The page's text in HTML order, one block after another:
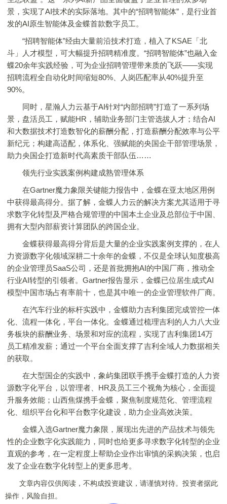
景，实现了AI技术的实际落地。其中的“招聘智能体”，是行业首
发的AI原生智能体及金蝶首款数字员工。
“招聘智能体”经由大量前沿技术打造，植入了KSAE「北
斗」人才模型，可大幅提升招聘精准度。“招聘智能体”也融入金
蝶20余年实践经验，可为企业招聘管理带来质的飞跃——实现
招聘流程全自动化时间缩短80%、人岗匹配率从40%提升至
90%。
同时，星瀚人力云基于AI针对“内部招聘”打造了一系列场
景，盘活员工，赋能HR，辅助业务部门主管选拔人才；结合AI
和大数据技术打造数智化的薪酬分配，打造薪酬分配效率与公平
新纪元；构建高适配，体系化、强赋能的央国企干部管理场景，
助力央国企打造新时代高素质干部队伍……
领先行业实践案例构建成熟管理体系
在Gartner魔力象限关键能力报告中，金蝶在亚太地区用例
中获得最高得分。据了解，金蝶人力云的解决方案尤其适用于寻
求数字化转型及严格合规管理的中国本土企业及总部位于中国、
拥有大型内部薪资计算团队的跨国企业。
金蝶获得最高得分背后是大量的企业实践案例支撑的，在人
力资源数字化领域深耕二十余年的金蝶，不仅是全球认知度极高
的企业管理员SaaS公司，还是首批拥抱AI的中国厂商，推动全
行业AI转型的引领者。Gartner报告显示，金蝶已位居生成式AI
模型中国市场占有率前十，也是其中唯一的企业管理软件厂商。
在汽车行业的标杆实践中，金蝶助力吉利集团完成管控一体
化、流程一体化，平台一体化。金蝶通过梳理吉利的人力八大业
务板块的薪酬业务、场景和对应的流程，实现了吉利集团14万
员工精准发薪；通过一个平台全面支撑了吉利全域人力数据相关
的获取。
在大型国企的实践中，象屿集团联手携手金蝶打造的人力资
源数字化平台，以管理者、HR及员工三个视角为核心，全面提
升服务效能；山西焦煤携手金蝶，聚焦制度规范化、管理流程
化、组织平台化和平台数字化建设，助力企业高效决策。
金蝶入选Gartner魔力象限，展现出先进的产品技术与领先
性的企业数字化实践能力，同时也给更多寻求数字化转型的企业
直观的参考，在一定程度上帮助企业作出审慎的采购决策，也启
发了企业在数字化转型上的更多思考。
文章内容仅供阅读，不构成投资建议，请谨慎对待。投资者据此
操作，风险自担。